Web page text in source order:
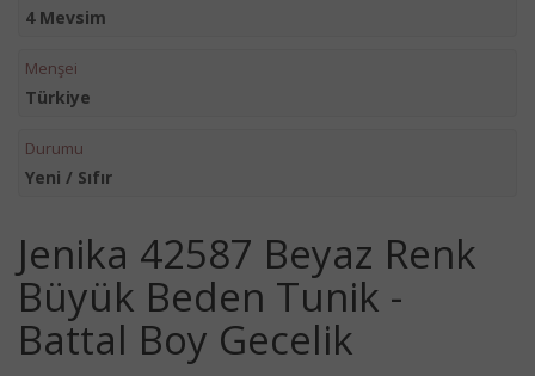
4 Mevsim
Menşei
Türkiye
Durumu
Yeni / Sıfır
Jenika 42587 Beyaz Renk
Büyük Beden Tunik -
Battal Boy Gecelik